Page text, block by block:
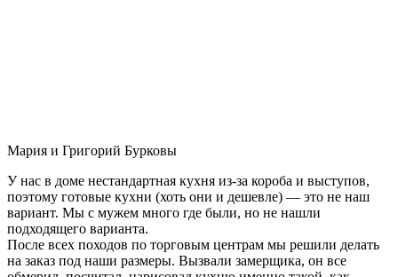
Мария и Григорий Бурковы
У нас в доме нестандартная кухня из-за короба и выступов,
поэтому готовые кухни (хоть они и дешевле) — это не наш
вариант. Мы с мужем много где были, но не нашли
подходящего варианта.
После всех походов по торговым центрам мы решили делать
на заказ под наши размеры. Вызвали замерщика, он все